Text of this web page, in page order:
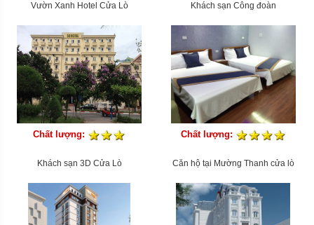
Vườn Xanh Hotel Cửa Lò Khách sạn Công đoàn
Chất lượng:
Khách sạn 3D Cửa Lò
Chất lượng:
Căn hộ tại Mường Thanh cửa lò